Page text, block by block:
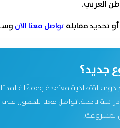
العربي.
تحديد مقابلة تواصل معنا الان
جديد؟
جدوى اقتصادية معتمدة ومفصّلة
القطاعات، بخبرة تتجاوز 947 دراسة ناجحة. تواصل معنا للحصول على
لمشروعك.